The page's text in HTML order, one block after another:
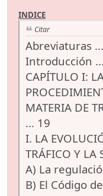
INDICE
Citar
Abreviaturas
Introducción
CAPÍTULO I:
MATERIA DE
... 19
I. LA
TRÁFICO Y LA
A) La
B) El Código